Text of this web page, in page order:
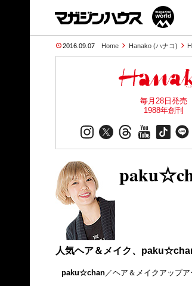
2016.09.07 Home Hanako (ハナコ)
毎月28日発売
1988年創刊
人気ヘア＆メイク、
paku☆chan／ヘア＆メイクアップ